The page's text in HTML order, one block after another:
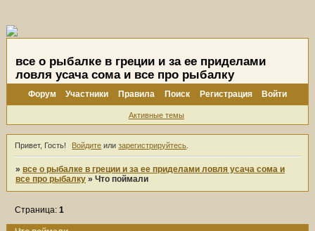
все о рыбалке в греции и за ее приделами
ловля усача сома и все про рыбалку
Форум Участники Правила Поиск Регистрация Войти
Активные темы
Привет, Гость! Войдите илизарегистрируйтесь
»все о рыбалке в греции и за ее приделами ловля усача сома и
все про рыбалку »Что поймали
Страница:1